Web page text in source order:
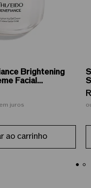
Brightening
Facial
juros
ao carrinho